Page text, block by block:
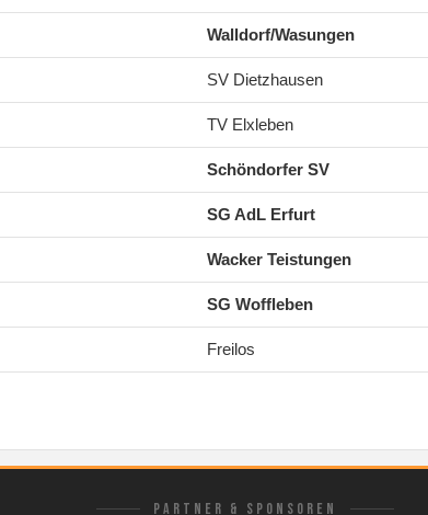
Walldorf/Wasungen
SV Dietzhausen
TV Elxleben
Schöndorfer SV
SG AdL Erfurt
Wacker Teistungen
SG Woffleben
Freilos
PARTNER & SPONSOREN